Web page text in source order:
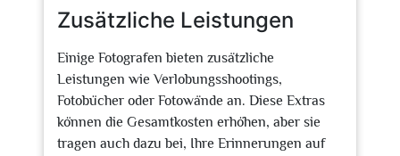
Zusätzliche Leistungen
Einige Fotografen bieten zusätzliche
Leistungen wie Verlobungsshootings,
Fotobücher oder Fotowände an. Diese Extras
können die Gesamtkosten erhöhen, aber sie
tragen auch dazu bei, Ihre Erinnerungen auf